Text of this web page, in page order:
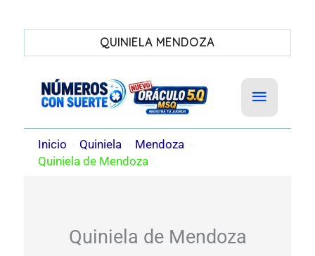
QUINIELA MENDOZA